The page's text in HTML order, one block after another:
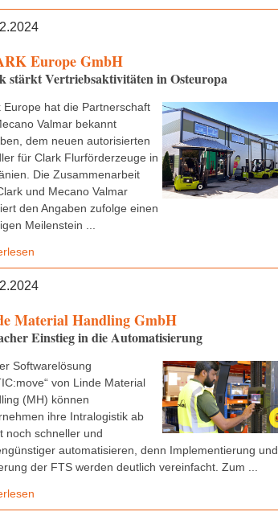
Europe GmbH
stärkt Vertriebsaktivitäten in Osteuropa
Europe hat die Partnerschaft
Valmar bekannt
dem neuen autorisierten
für Clark Flurförderzeuge in
Die Zusammenarbeit
und Mecano Valmar
den Angaben zufolge einen
Meilenstein ...
Material Handling GmbH
Einstieg in die Automatisierung
Softwarelösung
von Linde Material
(MH) können
ihre Intralogistik ab
noch schneller und
automatisieren, denn Implementierung und
der FTS werden deutlich vereinfacht. Zum ...